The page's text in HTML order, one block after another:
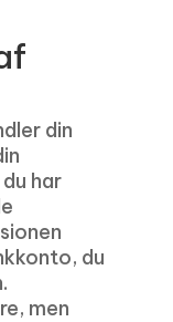
din
har
du
men